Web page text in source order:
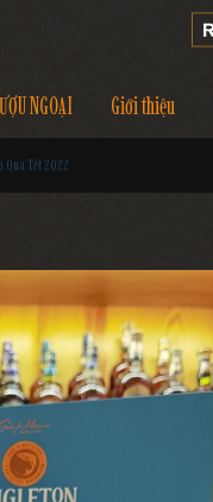
NGOẠI Giới thiệu
Quà Tết 2022